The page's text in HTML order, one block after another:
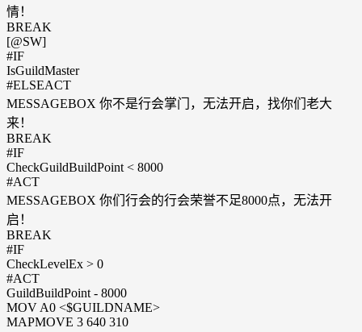
情！
BREAK
[@SW]
#IF
IsGuildMaster
#ELSEACT
MESSAGEBOX 你不是行会掌门，无法开启，找你们老大
来！
BREAK
#IF
CheckGuildBuildPoint < 8000
#ACT
MESSAGEBOX 你们行会的行会荣誉不足8000点，无法开
启！
BREAK
#IF
CheckLevelEx > 0
#ACT
GuildBuildPoint - 8000
MOV A0 <$GUILDNAME>
MAPMOVE 3 640 310